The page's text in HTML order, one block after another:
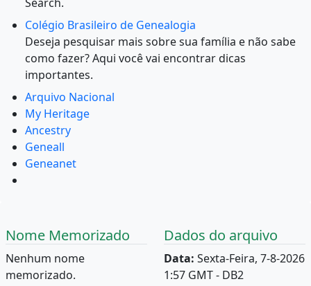
Colégio Brasileiro de Genealogia
Deseja pesquisar mais sobre sua família e não sabe
como fazer? Aqui você vai encontrar dicas
importantes.
Arquivo Nacional
My Heritage
Ancestry
Geneall
Geneanet
Nome Memorizado
Nenhum nome
memorizado.
Dados do arquivo
Data: Sexta-Feira, 7-8-2026
1:57 GMT - DB2